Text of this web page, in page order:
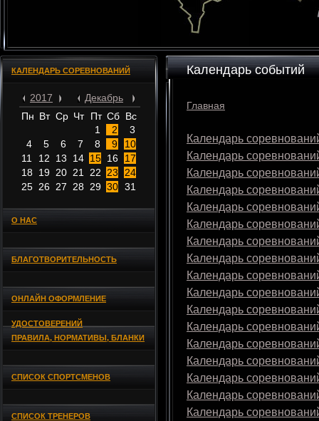
КАЛЕНДАРЬ СОРЕВНОВАНИЙ
2017
Декабрь
Пн Вт Ср Чт Пт Сб Вс
1
2
3
4
5 6 7 8 9
10
11
12 13 14 15 16
17
18
19 20 21 22 23
24
25 26 27 28 29 30 31
О НАС
БЛАГОТВОРИТЕЛЬНОСТЬ
ОНЛАЙН ОФОРМЛЕНИЕ
УДОСТОВЕРЕНИЙ
ПРАВИЛА, НОРМАТИВЫ, БЛАНКИ
СПИСОК СПОРТСМЕНОВ
СПИСОК ТРЕНЕРОВ
Календарь событий
Главная
Календарь
Календарь
Календарь
Календарь
Календарь
Календарь
Календарь
Календарь
Календарь
Календарь
Календарь
Календарь
Календарь
Календарь
Календарь
Календарь
Календарь